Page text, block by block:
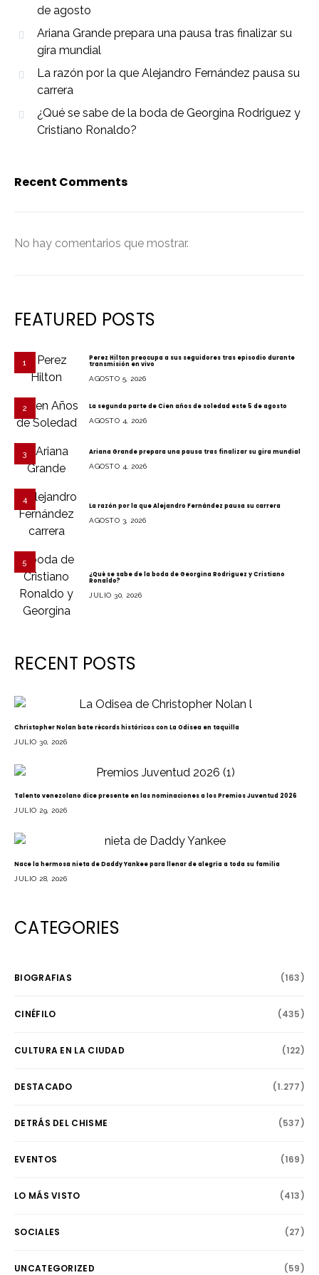
de agosto
Ariana Grande prepara una pausa tras finalizar su
gira mundial
La razón por la que Alejandro Fernández pausa su
carrera
¿Qué se sabe de la boda de Georgina Rodriguez y
Cristiano Ronaldo?
Recent Comments
No hay comentarios que mostrar.
FEATURED POSTS
1
Perez Hilton preocupa a sus seguidores tras episodio durante
transmisión en vivo
AGOSTO 5, 2026
2
La segunda parte de Cien años de soledad este 5 de agosto
AGOSTO 4, 2026
3
Ariana Grande prepara una pausa tras finalizar su gira mundial
AGOSTO 4, 2026
4
La razón por la que Alejandro Fernández pausa su carrera
AGOSTO 3, 2026
5
¿Qué se sabe de la boda de Georgina Rodriguez y Cristiano
Ronaldo?
JULIO 30, 2026
RECENT POSTS
Christopher Nolan bate récords históricos con La Odisea en taquilla
JULIO 30, 2026
Talento venezolano dice presente en las nominaciones a los Premios Juventud 2026
JULIO 29, 2026
Nace la hermosa nieta de Daddy Yankee para llenar de alegría a toda su familia
JULIO 28, 2026
CATEGORIES
BIOGRAFIAS (163)
CINÉFILO (435)
CULTURA EN LA CIUDAD (122)
DESTACADO (1.277)
DETRÁS DEL CHISME (537)
EVENTOS (169)
LO MÁS VISTO (413)
SOCIALES (27)
UNCATEGORIZED (59)